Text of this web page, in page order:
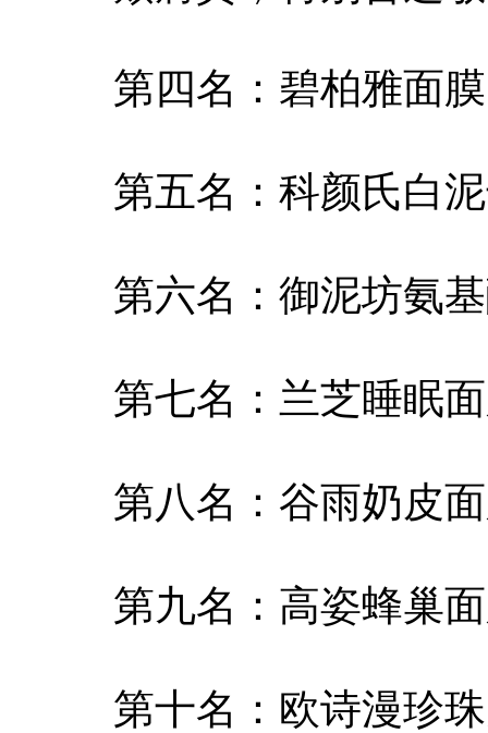
第四名：碧柏雅面膜
第五名：科颜氏白
第六名：御泥坊氨
第七名：兰芝睡眠
第八名：谷雨奶皮
第九名：高姿蜂巢
第十名：欧诗漫珍